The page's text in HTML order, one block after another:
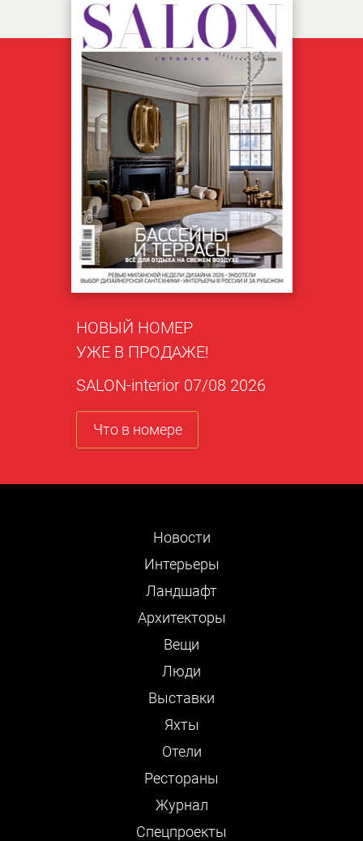
НОВЫЙ НОМЕР
УЖЕ В ПРОДАЖЕ!
SALON-interior 07/08 2026
Что в номере
Новости
Интерьеры
Ландшафт
Архитекторы
Вещи
Люди
Выставки
Яхты
Отели
Рестораны
Журнал
Cпецпроекты